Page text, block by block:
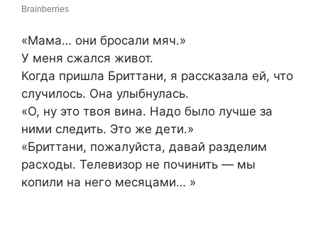
«Мама… они бросали мяч.»
У меня сжался живот.
Когда пришла Бриттани, я рассказала ей, что
случилось. Она улыбнулась.
«О, ну это твоя вина. Надо было лучше за
ними следить. Это же дети.»
«Бриттани, пожалуйста, давай разделим
расходы. Телевизор не починить — мы
копили на него месяцами… »